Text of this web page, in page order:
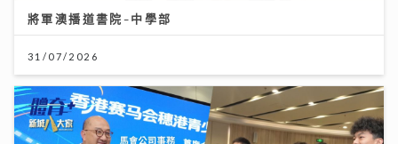
將軍澳播道書院-中學部
31/07/2026